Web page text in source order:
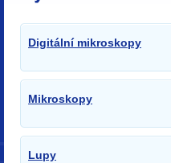
Digitální mikroskopy
Mikroskopy
Lupy